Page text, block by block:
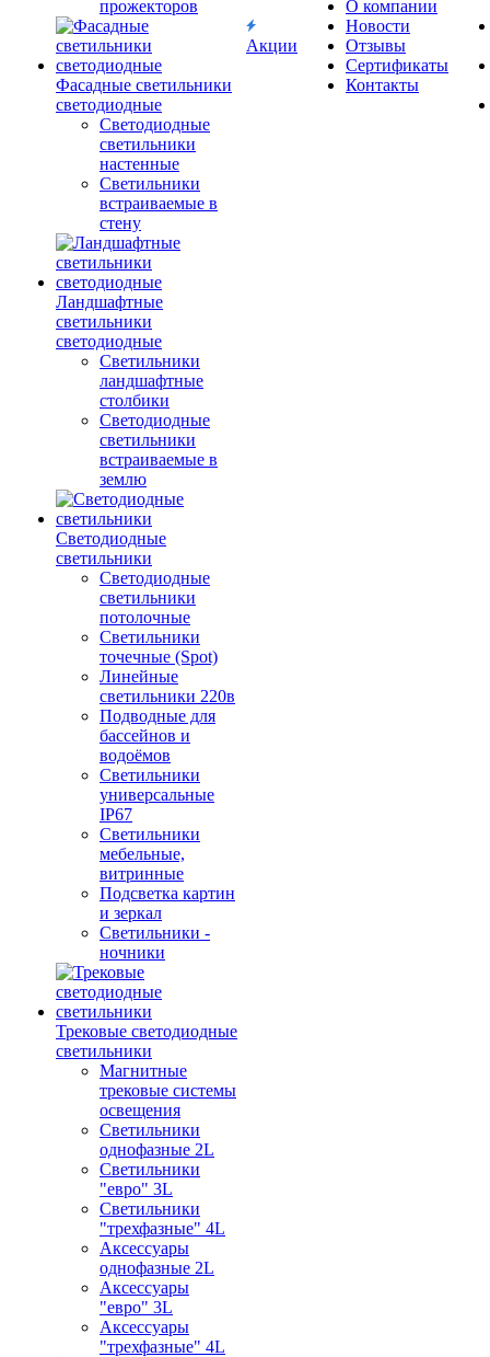
прожекторов
Фасадные светильники
светодиодные
Светодиодные
светильники
настенные
Светильники
встраиваемые в
стену
Ландшафтные
светильники
светодиодные
Светильники
ландшафтные
столбики
Светодиодные
светильники
встраиваемые в
землю
Светодиодные
светильники
Светодиодные
светильники
потолочные
Светильники
точечные (Spot)
Линейные
светильники 220в
Подводные для
бассейнов и
водоёмов
Светильники
универсальные
IP67
Светильники
мебельные,
витринные
Подсветка картин
и зеркал
Светильники -
ночники
Трековые светодиодные
светильники
Магнитные
трековые системы
освещения
Светильники
однофазные 2L
Светильники
"евро" 3L
Светильники
"трехфазные" 4L
Аксессуары
однофазные 2L
Аксессуары
"евро" 3L
Аксессуары
"трехфазные" 4L
Акции
О компании
Новости
Отзывы
Сертификаты
Контакты